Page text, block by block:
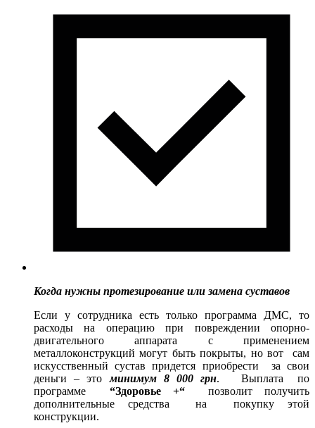
Когда нужны протезирование или замена суставов
Если у сотрудника есть только программа ДМС, то
расходы на операцию при повреждении опорно-
двигательного аппарата с применением
металлоконструкций могут быть покрыты, но вот сам
искусственный сустав придется приобрести за свои
деньги – этоминимум 8 000 грн. Выплата по
программе “Здоровье +“
позволит получить
дополнительные средства на покупку этой
конструкции.